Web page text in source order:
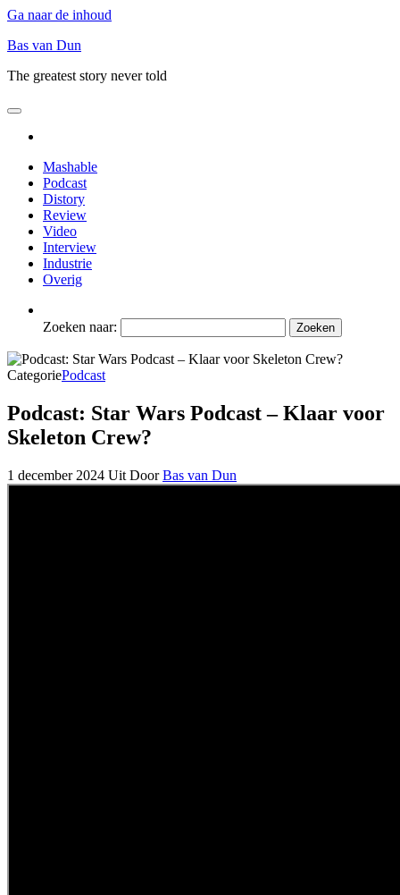
Ga naar de inhoud
Bas van Dun
The greatest story never told
Mashable
Podcast
Distory
Review
Video
Interview
Industrie
Overig
Zoeken naar:
CategoriePodcast
Podcast: Star Wars Podcast – Klaar voor
Skeleton Crew?
1 december 2024 Uit Door Bas van Dun